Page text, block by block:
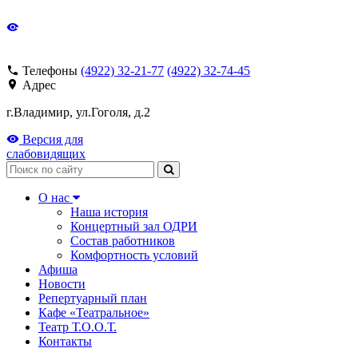
Телефоны (4922) 32-21-77 (4922) 32-74-45
Адрес
г.Владимир, ул.Гоголя, д.2
Версия для
слабовидящих
Поиск
О нас
Наша история
Концертный зал ОДРИ
Состав работников
Комфортность условий
Афиша
Новости
Репертуарный план
Кафе «Театральное»
Театр Т.О.О.Т.
Контакты